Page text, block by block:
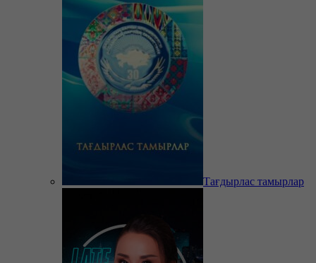
Тағдырлас тамырлар